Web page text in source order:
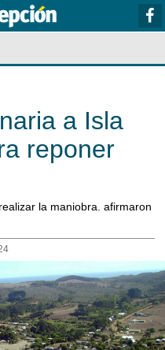
a Isla
reponer
la maniobra. afirmaron